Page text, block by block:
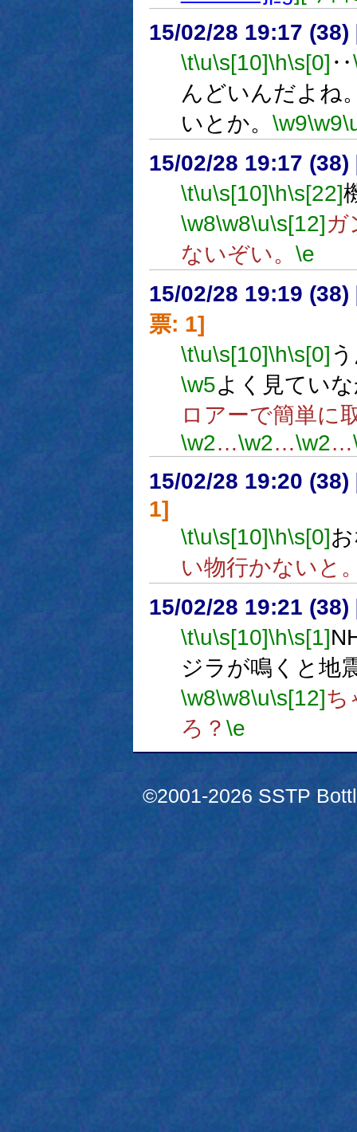
15/02/28 19:17 (38)
\t\u\s[10]\h\s[0] ‥
んどいんだよね
いとか。 \w9\w9
15/02/28 19:17 (38)
\t\u\s[10]\h\s[22]
\w8\w8\u\s[12]ガ
ないぞい。 \e
15/02/28 19:19 (38)
票: 1]
\t\u\s[10]\h\s[0]
\w5よく見てい
ロアーで簡単に
\w2…\w2…\w2…
15/02/28 19:20 (38)
1]
\t\u\s[10]\h\s[0]
い物行かないと
15/02/28 19:21 (38)
\t\u\s[10]\h\s[1]
ジラが鳴くと地
\w8\w8\u\s[12]ち
ろ？ \e
©2001-2026 SSTP